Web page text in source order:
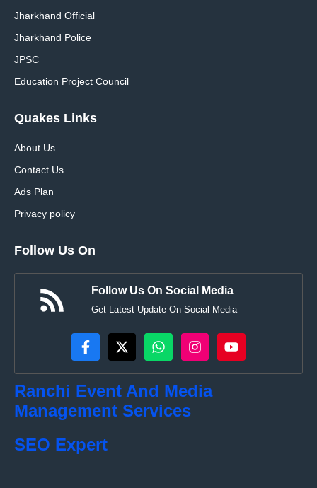
Jharkhand Official
Jharkhand Police
JPSC
Education Project Council
Quakes Links
About Us
Contact Us
Ads Plan
Privacy policy
Follow Us On
Follow Us On Social Media
Get Latest Update On Social Media
Ranchi Event And Media
Management Services
SEO Expert